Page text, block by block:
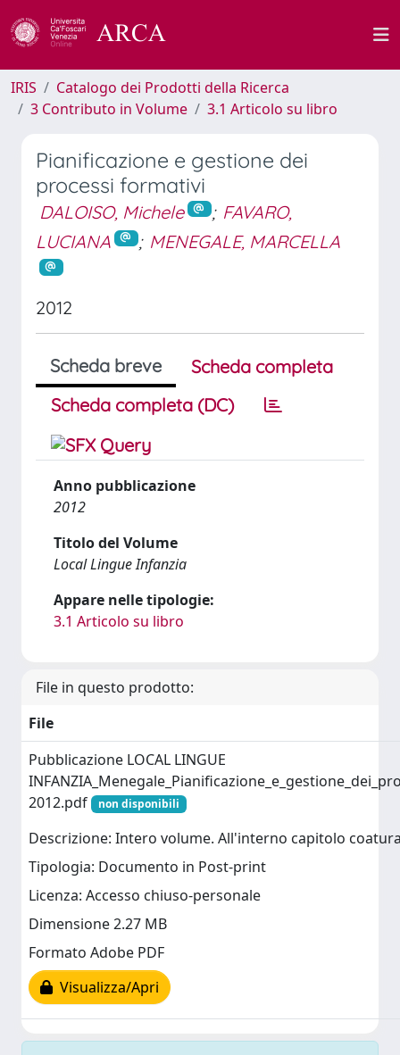
IRIS
Catalogo dei Prodotti della Ricerca
3 Contributo in Volume
3.1 Articolo su libro
Pianificazione e gestione dei
processi formativi
DALOISO, Michele ; FAVARO,
LUCIANA
; MENEGALE, MARCELLA
2012
Scheda breve
Scheda completa
Scheda completa (DC)
Anno pubblicazione
2012
Titolo del Volume
Local Lingue Infanzia
Appare nelle tipologie:
3.1 Articolo su libro
File in questo prodotto:
File
Pubblicazione LOCAL LINGUE
2012.pdf
non disponibili
Descrizione: Intero volume. All'interno capitolo
Tipologia: Documento in Post-print
Licenza: Accesso chiuso-personale
Dimensione 2.27 MB
Formato Adobe PDF
Visualizza/Apri